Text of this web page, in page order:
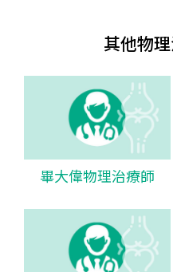
其他物
畢大偉物理治療師